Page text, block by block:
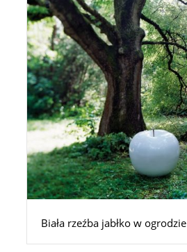
Biała rzeźba jabłko w ogrodzie